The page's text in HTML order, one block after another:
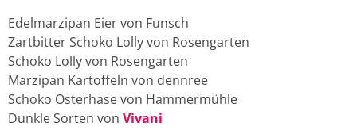
Edelmarzipan Eier von Funsch
Zartbitter Schoko Lolly von Rosengarten
Schoko Lolly von Rosengarten
Marzipan Kartoffeln von dennree
Schoko Osterhase von Hammermühle
Dunkle Sorten von Vivani